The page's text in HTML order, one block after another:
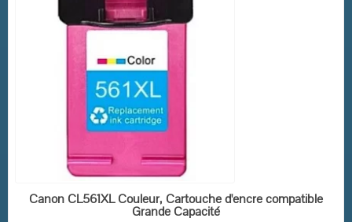
EN STOCK
Canon CL561XL Couleur, Cartouche d'encre compatible
Grande Capacité